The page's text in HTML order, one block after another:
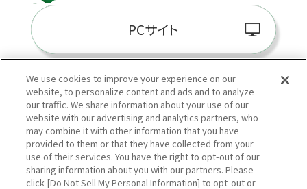
PCサイト
阪神百貨店E-
We use cookies to improve your experience on our
website, to personalize content and ads and to analyze
our traffic. We share information about your use of our
website with our advertising and analytics partners, who
may combine it with other information that you have
provided to them or that they have collected from your
use of their services. You have the right to opt-out of our
sharing information about you with our partners. Please
click [Do Not Sell My Personal Information] to opt-out or